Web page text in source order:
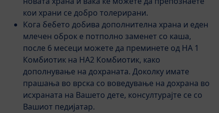
кои храни се добро толерирани.
Кога бебето добива дополнителна храна и еден
млечен оброк е потполно заменет со каша,
после 6 месеци можете да преминете од HA 1
Комбиотик на HA2 Комбиотик, како
дополнување на дохраната. Доколку имате
прашања во врска со воведување на дохрана во
исхраната на Вашето дете, консултурајте се со
Вашиот педијатар.